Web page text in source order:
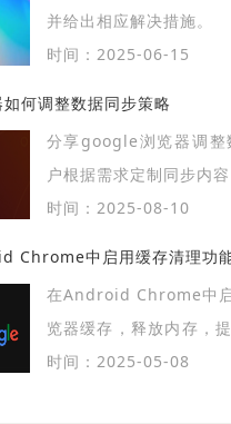
并给出相应解决措施。
时间：2025-06-15
何调整数据同步策略
分享google浏览器调整
户根据需求定制同步内
时间：2025-08-10
Chrome中启用缓存清理功
在Android Chrome中
览器缓存，释放内存，
更快，浏览体验更流畅。
时间：2025-05-08